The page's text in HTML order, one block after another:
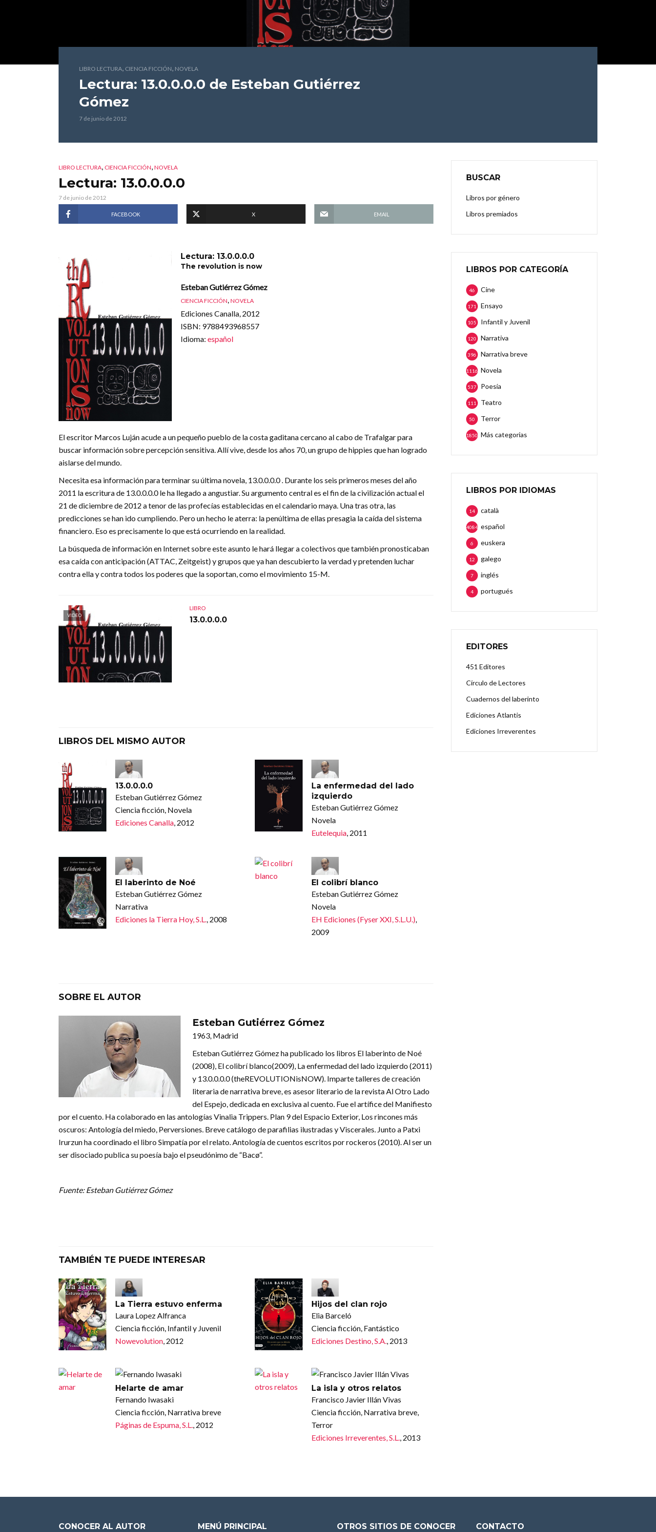
LIBRO LECTURA, CIENCIA FICCIÓN, NOVELA
Lectura: 13.0.0.0.0 de Esteban Gutiérrez
Gómez
7 de junio de 2012
LIBRO LECTURA, CIENCIA FICCIÓN, NOVELA
Lectura: 13.0.0.0.0
7 de junio de 2012
FACEBOOK X EMAIL
Lectura: 13.0.0.0.0
The revolution is now
Esteban Gutiérrez Gómez
CIENCIA FICCIÓN, NOVELA
Ediciones Canalla, 2012
ISBN: 9788493968557
Idioma: español
El escritor Marcos Luján acude a un pequeño pueblo de la costa gaditana cercano al cabo de Trafalgar para
buscar información sobre percepción sensitiva. Allí vive, desde los años 70, un grupo de hippies que han logrado
aislarse del mundo.
Necesita esa información para terminar su última novela, 13.0.0.0.0 . Durante los seis primeros meses del año
2011 la escritura de 13.0.0.0.0 le ha llegado a angustiar. Su argumento central es el fin de la civilización actual el
21 de diciembre de 2012 a tenor de las profecías establecidas en el calendario maya. Una tras otra, las
predicciones se han ido cumpliendo. Pero un hecho le aterra: la penúltima de ellas presagia la caída del sistema
financiero. Eso es precisamente lo que está ocurriendo en la realidad.
La búsqueda de información en Internet sobre este asunto le hará llegar a colectivos que también pronosticaban
esa caída con anticipación (ATTAC, Zeitgeist) y grupos que ya han descubierto la verdad y pretenden luchar
contra ella y contra todos los poderes que la soportan, como el movimiento 15-M.
VIDEO
LIBRO
13.0.0.0.0
LIBROS DEL MISMO AUTOR
13.0.0.0.0
Esteban Gutiérrez Gómez
Ciencia ficción, Novela
Ediciones Canalla, 2012
La enfermedad del lado
izquierdo
Esteban Gutiérrez Gómez
Novela
Eutelequia, 2011
El laberinto de Noé
Esteban Gutiérrez Gómez
Narrativa
Ediciones la Tierra Hoy, S.L., 2008
El colibrí blanco
Esteban Gutiérrez Gómez
Novela
EH Ediciones (Fyser XXI, S.L.U.),
2009
SOBRE EL AUTOR
Esteban Gutiérrez Gómez
1963, Madrid
Esteban Gutiérrez Gómez ha publicado los libros El laberinto de Noé
(2008), El colibrí blanco(2009), La enfermedad del lado izquierdo (2011)
y 13.0.0.0.0 (theREVOLUTIONisNOW). Imparte talleres de creación
literaria de narrativa breve, es asesor literario de la revista Al Otro Lado
del Espejo, dedicada en exclusiva al cuento. Fue el artífice del Manifiesto
por el cuento. Ha colaborado en las antologías Vinalia Trippers. Plan 9 del Espacio Exterior, Los rincones más
oscuros: Antología del miedo, Perversiones. Breve catálogo de parafilias ilustradas y Viscerales. Junto a Patxi
Irurzun ha coordinado el libro Simpatía por el relato. Antología de cuentos escritos por rockeros (2010). Al ser un
ser disociado publica su poesía bajo el pseudónimo de “Bacø”.
Fuente: Esteban Gutiérrez Gómez
TAMBIÉN TE PUEDE INTERESAR
La Tierra estuvo enferma
Laura Lopez Alfranca
Ciencia ficción, Infantil y Juvenil
Nowevolution, 2012
Hijos del clan rojo
Elia Barceló
Ciencia ficción, Fantástico
Ediciones Destino, S.A., 2013
Helarte de amar
Fernando Iwasaki
Ciencia ficción, Narrativa breve
Páginas de Espuma, S.L., 2012
La isla y otros relatos
Francisco Javier Illán Vivas
Ciencia ficción, Narrativa breve,
Terror
Ediciones Irreverentes, S.L., 2013
BUSCAR
Libros por género
Libros premiados
LIBROS POR CATEGORÍA
Cine
46
Ensayo
171
Infantil y Juvenil
105
Narrativa
120
Narrativa breve
396
Novela
1116
Poesía
537
Teatro
111
Terror
50
Más categorias
1850
LIBROS POR IDIOMAS
català
14
español
4084
euskera
6
galego
12
inglés
7
portugués
4
EDITORES
451 Editores
Círculo de Lectores
Cuadernos del laberinto
Ediciones Atlantis
Ediciones Irreverentes
CONOCER AL AUTOR MENÚ PRINCIPAL OTROS SITIOS DE CONOCER CONTACTO